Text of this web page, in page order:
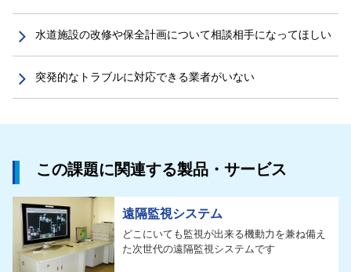
水道施設の改修や保全計画について相談相手になってほしい
突発的なトラブルに対応できる業者がいない
この課題に関連する製品・サービス
遠隔監視システム
どこにいても監視が出来る機動力を兼ね備え
た次世代の遠隔監視システムです